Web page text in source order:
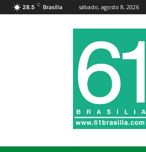
28.5 C Brasília sábado, agosto 8, 2026